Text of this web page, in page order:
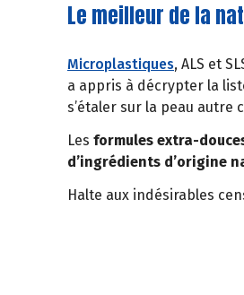
Le meilleur de la
Microplastiques, ALS et
a appris à décrypter la
s’étaler sur la peau autre
Les formules extra-
d’ingrédients d’origine
Halte aux indésirables